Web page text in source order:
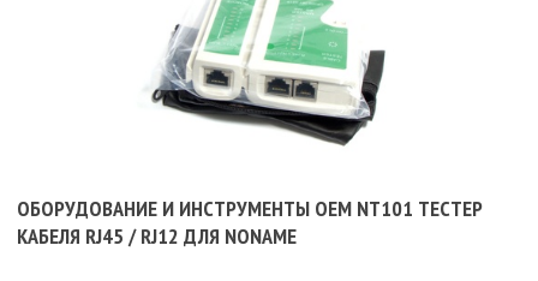
ОБОРУДОВАНИЕ И ИНСТРУМЕНТЫ OEM NT101 ТЕСТЕР
КАБЕЛЯ RJ45 / RJ12 ДЛЯ NONAME